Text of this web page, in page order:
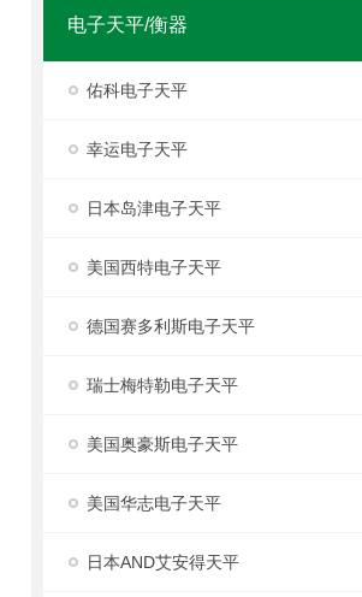
电子天平/衡器
佑科电子天平
幸运电子天平
日本岛津电子天平
美国西特电子天平
德国赛多利斯电子天平
瑞士梅特勒电子天平
美国奥豪斯电子天平
美国华志电子天平
日本AND艾安得天平